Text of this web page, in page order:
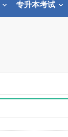
专升本考试